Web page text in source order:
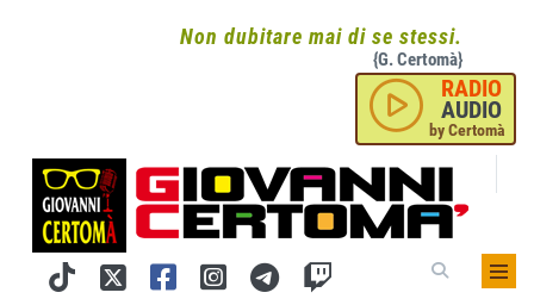
Non dubitare mai di se stessi.
{G. Certomà}
RADIO
AUDIO
by Certomà